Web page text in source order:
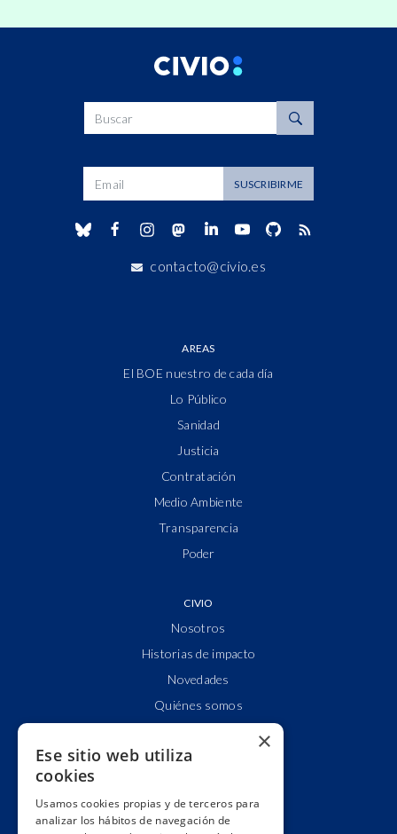
SUSCRIBIRME
contacto@civio.es
AREAS
El BOE nuestro de cada día
Lo Público
Sanidad
Justicia
Contratación
Medio Ambiente
Transparencia
Poder
CIVIO
Nosotros
Historias de impacto
Novedades
Quiénes somos
Alianzas y redes
Impacto
×
Ese sitio web utiliza
cookies
Usamos cookies propias y de terceros para
analizar los hábitos de navegación de